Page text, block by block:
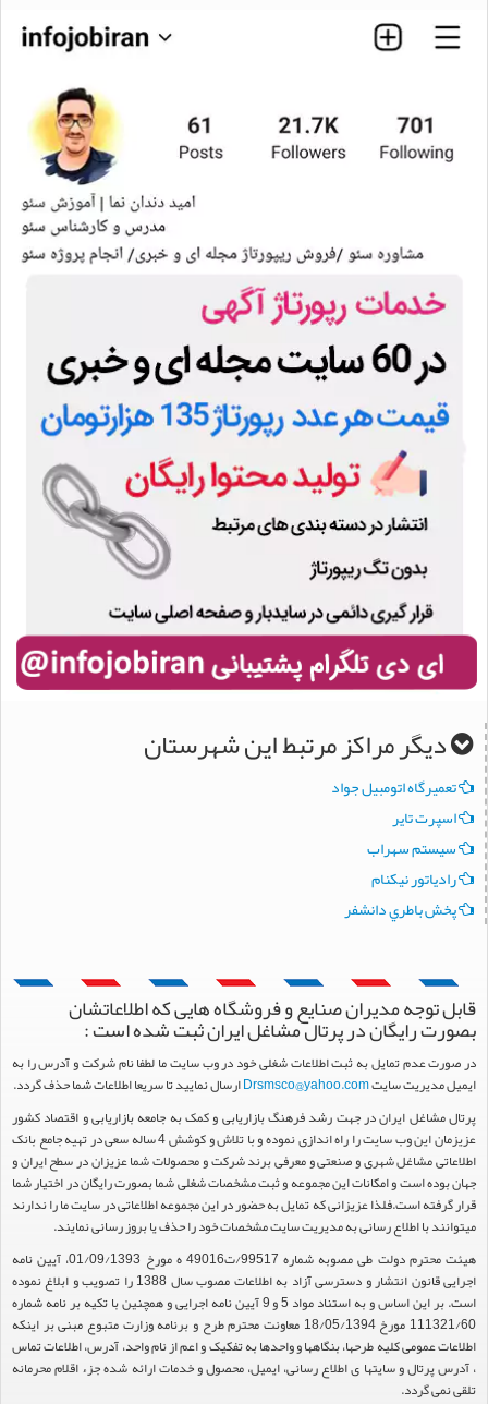
دیگر مراکز مرتبط این شهرستان
تعميرگاه اتومبيل جواد
اسپرت تاير
سيستم سهراب
رادياتور نيكنام
پخش باطري دانشفر
قابل توجه مدیران صنایع و فروشگاه هایی که اطلاعاتشان
بصورت رایگان در پرتال مشاغل ایران ثبت شده است :
در صورت عدم تمایل به ثبت اطلاعات شغلی خود در وب سایت ما لطفا نام شرکت و آدرس را به
ایمیل مدیریت سایتDrsmsco@yahoo.comارسال نمایید تا سریعا اطلاعات شما حذف گردد.
پرتال مشاغل ایران در جهت رشد فرهنگ بازاریابی و کمک به جامعه بازاریابی و اقتصاد کشور
عزیزمان این وب سایت را راه اندازی نموده و با تلاش و کوشش 4 ساله سعی در تهیه جامع بانک
اطلاعاتی مشاغل شهری و صنعتی و معرفی برند شرکت و محصولات شما عزیزان در سطح ایران و
جهان بوده است و امکانات این مجموعه و ثبت مشخصات شغلی شما بصورت رایگان در اختیار شما
قرار گرفته است.فلذا عزیزانی که تمایل به حضور در این مجموعه اطلاعاتی در سایت ما را ندارند
میتوانند با اطلاع رسانی به مدیریت سایت مشخصات خود را حذف یا بروز رسانی نمایند.
هیئت محترم دولت طی مصوبه شماره 99517/ت49016 ه مورخ 01/09/1393، آیین نامه
اجرایی قانون انتشار و دسترسی آزاد به اطلاعات مصوب سال 1388 را تصویب و ابلاغ نموده
است. بر این اساس و به استناد مواد 5 و 9 آیین نامه اجرایی و همچنین با تکیه بر نامه شماره
111321/60 مورخ 18/05/1394 معاونت محترم طرح و برنامه وزارت متبوع مبنی بر اینکه
اطلاعات عمومی کلیه طرحها، بنگاهها و واحدها به تفکیک و اعم از نام واحد، آدرس، اطلاعات تماس
، آدرس پرتال و سایتها ی اطلاع رسانی، ایمیل، محصول و خدمات ارائه شده جزء اقلام محرمانه
تلقی نمی گردد.